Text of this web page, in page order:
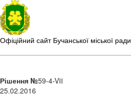
Офіційний сайт Бучанської міської ради
Рішення №59-4-VІІ
25.02.2016